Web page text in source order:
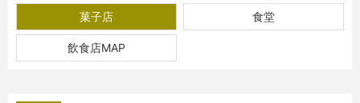
菓子店 食堂
飲食店MAP